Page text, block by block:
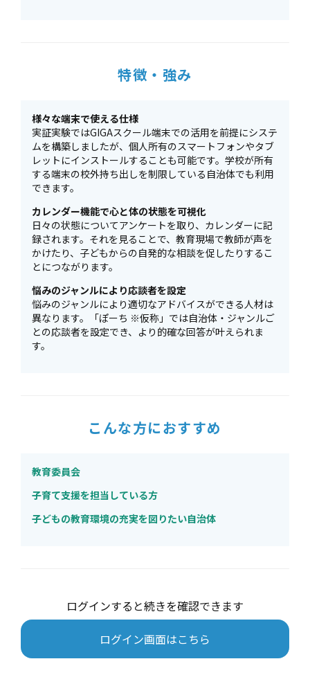
特徴・強み
様々な端末で使える仕様
実証実験ではGIGAスクール端末での活用を前提にシステ
ムを構築しましたが、個人所有のスマートフォンやタブ
レットにインストールすることも可能です。学校が所有
する端末の校外持ち出しを制限している自治体でも利用
できます。
カレンダー機能で心と体の状態を可視化
日々の状態についてアンケートを取り、カレンダーに記
録されます。それを見ることで、教育現場で教師が声を
かけたり、子どもからの自発的な相談を促したりするこ
とにつながります。
悩みのジャンルにより応談者を設定
悩みのジャンルにより適切なアドバイスができる人材は
異なります。「ぽーち ※仮称」では自治体・ジャンルご
との応談者を設定でき、より的確な回答が叶えられま
す。
こんな方におすすめ
教育委員会
子育て支援を担当している方
子どもの教育環境の充実を図りたい自治体
ログインすると続きを確認できます
ログイン画面はこちら